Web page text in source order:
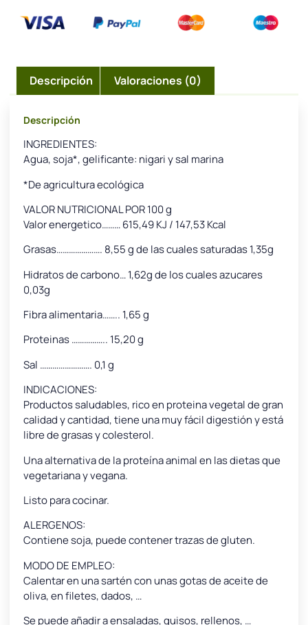
Descripción Valoraciones (0)
Descripción
INGREDIENTES:
Agua, soja*, gelificante: nigari y sal marina
*De agricultura ecológica
VALOR NUTRICIONAL POR 100 g
Valor energetico……… 615,49 KJ / 147,53 Kcal
Grasas…………………. 8,55 g de las cuales saturadas 1,35g
Hidratos de carbono… 1,62g de los cuales azucares
0,03g
Fibra alimentaria…….. 1,65 g
Proteinas …………….. 15,20 g
Sal ……………………. 0,1 g
INDICACIONES:
Productos saludables, rico en proteina vegetal de gran
calidad y cantidad, tiene una muy fácil digestión y está
libre de grasas y colesterol.
Una alternativa de la proteína animal en las dietas que
vegetariana y vegana.
Listo para cocinar.
ALERGENOS:
Contiene soja, puede contener trazas de gluten.
MODO DE EMPLEO:
Calentar en una sartén con unas gotas de aceite de
oliva, en filetes, dados, …
Se puede añadir a ensaladas, guisos, rellenos, …